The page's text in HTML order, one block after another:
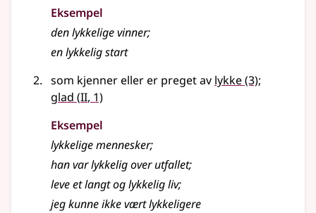
Eksempel
denlykkeligevinner;
enlykkeligstart
som kjenner eller er preget av lykke(3);
glad (2
II, 1)
Eksempel
lykkeligemennesker;
han varlykkeligover utfallet;
leve et langt oglykkeligliv;
jeg kunne ikke vært lykkeligere